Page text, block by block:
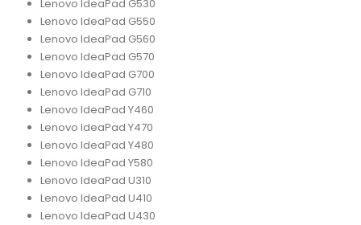
Lenovo IdeaPad G530
Lenovo IdeaPad G550
Lenovo IdeaPad G560
Lenovo IdeaPad G570
Lenovo IdeaPad G700
Lenovo IdeaPad G710
Lenovo IdeaPad Y460
Lenovo IdeaPad Y470
Lenovo IdeaPad Y480
Lenovo IdeaPad Y580
Lenovo IdeaPad U310
Lenovo IdeaPad U410
Lenovo IdeaPad U430